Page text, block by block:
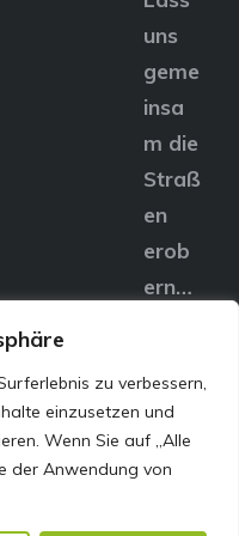
zu verbessern,
einzusetzen und
Wenn Sie auf „Alle
der Anwendung von
uns
geme
insa
m die
Straß
en
erob
ern…